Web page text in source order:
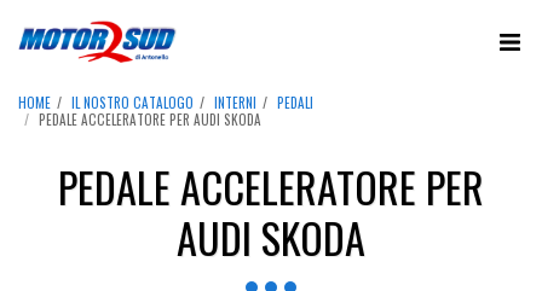
HOME IL NOSTRO CATALOGO INTERNI
PEDALI
PEDALE ACCELERATORE PER AUDI SKODA
PEDALE ACCELERATORE PER
AUDI SKODA